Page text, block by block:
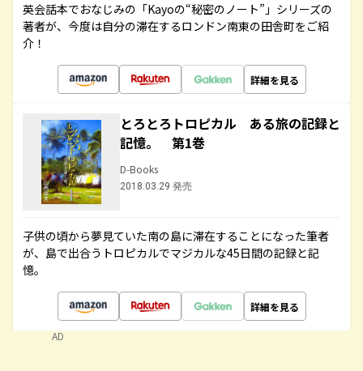
英会話本でおなじみの「Kayoの“秘密のノート”」シリーズの
著者が、今度は自分の滞在するロンドン南東の田舎町をご紹
介！
詳細を見る
とろとろトロピカル ある旅の記録と
記憶。 第1巻
D-Books
2018.03.29 発売
子供の頃から夢見ていた南の島に滞在することになった筆者
が、島で出合うトロピカルでマジカルな45日間の記録と記
憶。
詳細を見る
AD